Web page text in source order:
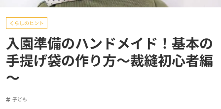
くらしのヒント
入園準備のハンドメイド！基本の
手提げ袋の作り方～裁縫初心者編
～
子ども